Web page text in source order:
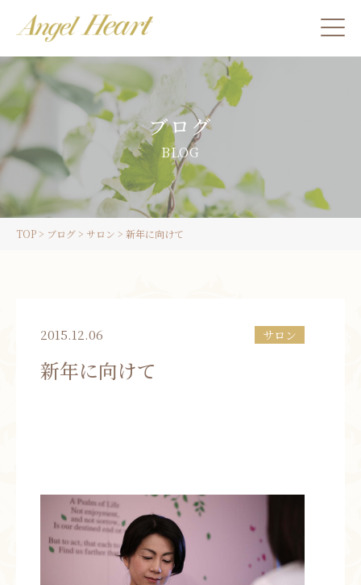
施術をご希望の方
カウンセリングをご希望の方へ
スクール受講生の方へ
お問い合わせ
ブログ
BLOG
TOP> ブログ> サロン > 新年に向けて
2015.12.06 サロン
新年に向けて